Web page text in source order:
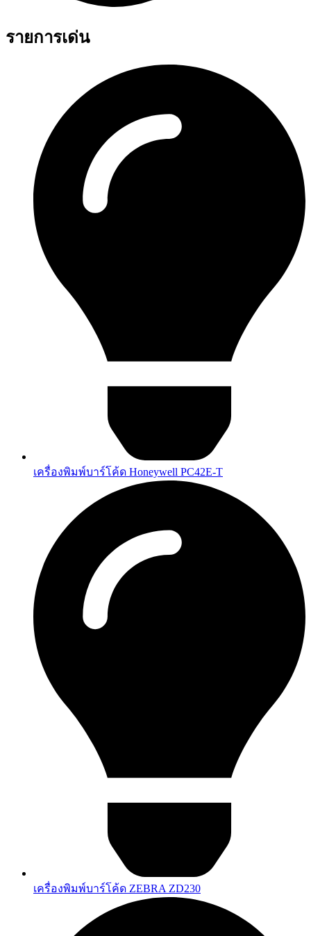
รายการเด่น
เครื่องพิมพ์บาร์โค้ด Honeywell PC42E-T
เครื่องพิมพ์บาร์โค้ด ZEBRA ZD230